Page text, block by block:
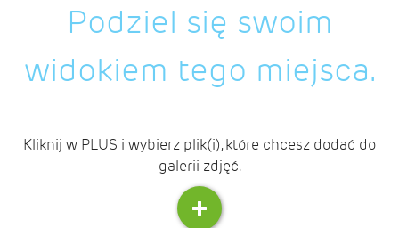
Podziel się swoim
widokiem tego miejsca.
Kliknij w PLUS i wybierz plik(i), które chcesz dodać do
galerii zdjęć.